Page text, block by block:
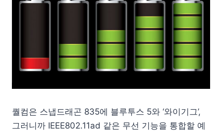
퀄컴은 스냅드래곤 835에 블루투스 5와 ‘와이기그’,
그러니까 IEEE802.11ad 같은 무선 기능을 통합할 예